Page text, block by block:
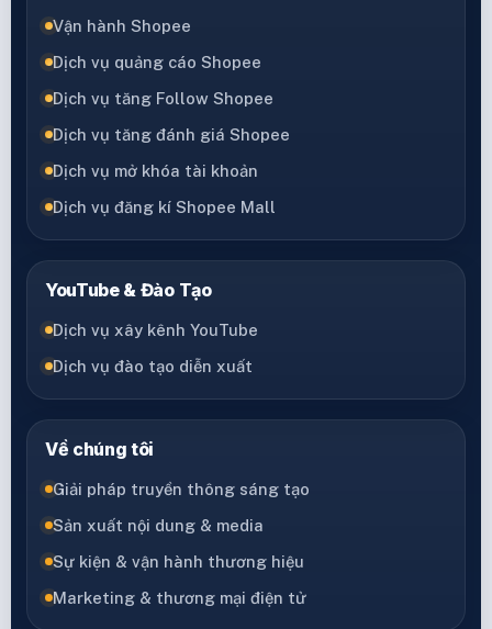
Vận hành Shopee
Dịch vụ quảng cáo Shopee
Dịch vụ tăng Follow Shopee
Dịch vụ tăng đánh giá Shopee
Dịch vụ mở khóa tài khoản
Dịch vụ đăng kí Shopee Mall
YouTube & Đào Tạo
Dịch vụ xây kênh YouTube
Dịch vụ đào tạo diễn xuất
Về chúng tôi
Giải pháp truyền thông sáng tạo
Sản xuất nội dung & media
Sự kiện & vận hành thương hiệu
Marketing & thương mại điện tử